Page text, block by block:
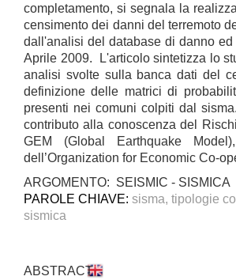
completamento, si segnala la
censimento dei danni del terremoto
dall'analisi del database di danno
Aprile 2009. L'articolo sintetizza lo
analisi svolte sulla banca dati del
definizione delle matrici di
presenti nei comuni colpiti dal
contributo alla conoscenza del
GEM (Global Earthquake
dell’Organization for Economic Co-
ARGOMENTO: SEISMIC - SISMICA
PAROLE CHIAVE: sisma, tipologie
sismica
ABSTRACT